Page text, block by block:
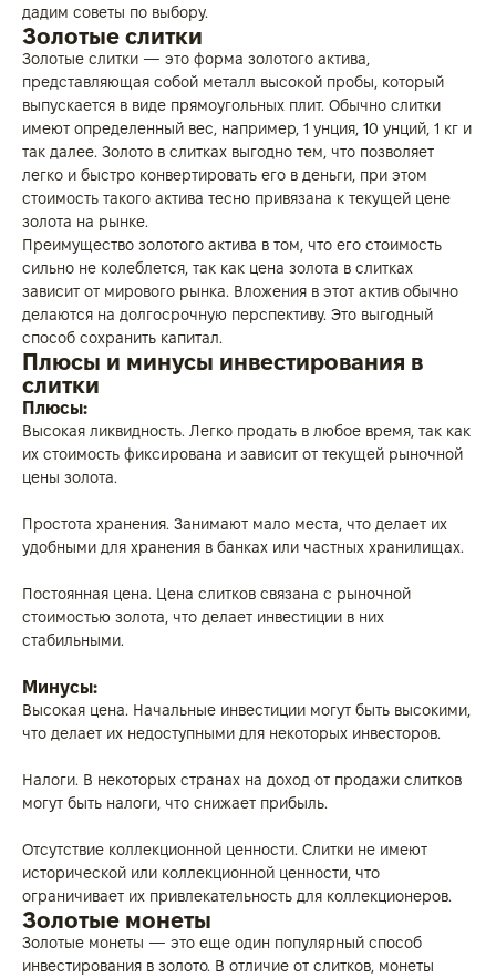
дадим советы по выбору.
Золотые слитки
Золотые слитки — это форма золотого актива,
представляющая собой металл высокой пробы, который
выпускается в виде прямоугольных плит. Обычно слитки
имеют определенный вес, например, 1 унция, 10 унций, 1 кг и
так далее. Золото в слитках выгодно тем, что позволяет
легко и быстро конвертировать его в деньги, при этом
стоимость такого актива тесно привязана к текущей цене
золота на рынке.
Преимущество золотого актива в том, что его стоимость
сильно не колеблется, так как цена золота в слитках
зависит от мирового рынка. Вложения в этот актив обычно
делаются на долгосрочную перспективу. Это выгодный
способ сохранить капитал.
Плюсы и минусы инвестирования в
слитки
Плюсы:
Высокая ликвидность. Легко продать в любое время, так как
их стоимость фиксирована и зависит от текущей рыночной
цены золота.
Простота хранения. Занимают мало места, что делает их
удобными для хранения в банках или частных хранилищах.
Постоянная цена. Цена слитков связана с рыночной
стоимостью золота, что делает инвестиции в них
стабильными.
Минусы:
Высокая цена. Начальные инвестиции могут быть высокими,
что делает их недоступными для некоторых инвесторов.
Налоги. В некоторых странах на доход от продажи слитков
могут быть налоги, что снижает прибыль.
Отсутствие коллекционной ценности. Слитки не имеют
исторической или коллекционной ценности, что
ограничивает их привлекательность для коллекционеров.
Золотые монеты
Золотые монеты — это еще один популярный способ
инвестирования в золото. В отличие от слитков, монеты